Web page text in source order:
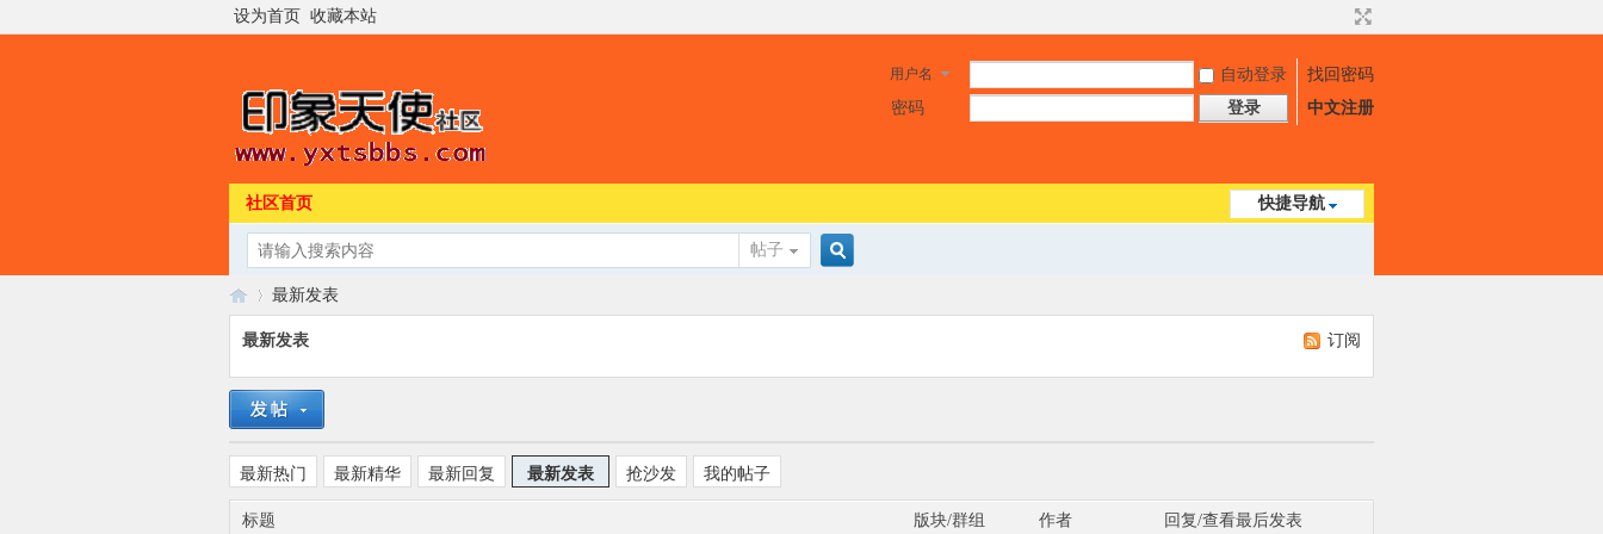
设为首页 收藏本站
用户名 自动登录
找回密码
密码
登录 中文注册
快捷导航
社区首页
帖子
印›
最新发表
订阅
最新发表
最新热门 最新精华 最新回复 最新发表 抢沙发 我的帖子
标题 版块/群组 作者 回复/查看最后发表